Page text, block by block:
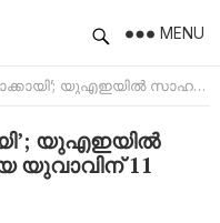
MENU
യാത്ര നടത്തിയ യുവാവിന് 11 ലക്ഷം രൂപ പിഴ
യുഎഇയിൽ
യുവാവിന് 11